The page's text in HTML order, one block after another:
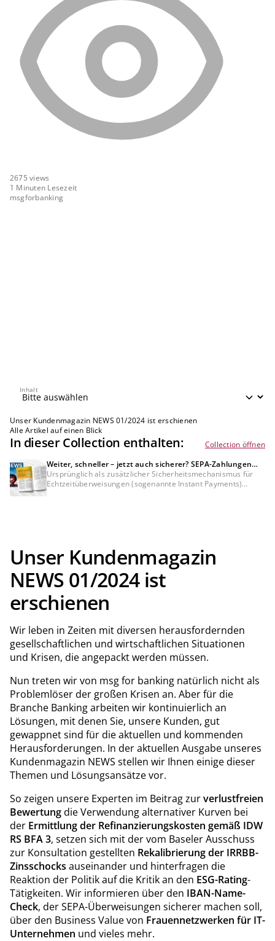
2675 views
1 Minuten Lesezeit
msgforbanking
Inhalt
Inhalt
Unser Kundenmagazin NEWS 01/2024 ist erschienen
Alle Artikel auf einen Blick
In dieser Collection enthalten:
Collection öffnen
Weiter, schneller – jetzt auch sicherer? SEPA-Zahlungen
sicherer adressieren mit der Verification of Payee
Ursprünglich als zusätzlicher Sicherheitsmechanismus für
Echtzeitüberweisungen (sogenannte Instant Payments)
Vertrauen in den europäischen Zahlungsverkehr.
Unser Kundenmagazin
NEWS 01/2024 ist
erschienen
Wir leben in Zeiten mit diversen herausfordernden
gesellschaftlichen und wirtschaftlichen Situationen
und Krisen, die angepackt werden müssen.
Nun treten wir von msg for banking natürlich nicht als
Problemlöser der großen Krisen an. Aber für die
Branche Banking arbeiten wir kontinuierlich an
Lösungen, mit denen Sie, unsere Kunden, gut
gewappnet sind für die aktuellen und kommenden
Herausforderungen. In der aktuellen Ausgabe unseres
Kundenmagazin NEWS stellen wir Ihnen einige dieser
Themen und Lösungsansätze vor.
So zeigen unsere Experten im Beitrag zurverlustfreien
Bewertungdie Verwendung alternativer Kurven bei
der Ermittlung der Refinanzierungskosten gemäß IDW
RS BFA 3, setzen sich mit der vom Baseler Ausschuss
zur Konsultation gestellten Rekalibrierung der IRRBB-
Zinsschocks auseinander und hinterfragen die
Reaktion der Politik auf die Kritik an den ESG-Rating-
Tätigkeiten. Wir informieren über den IBAN-Name-
Check, der SEPA-Überweisungen sicherer machen soll,
über den Business Value von Frauennetzwerken für IT-
Unternehmen und vieles mehr.